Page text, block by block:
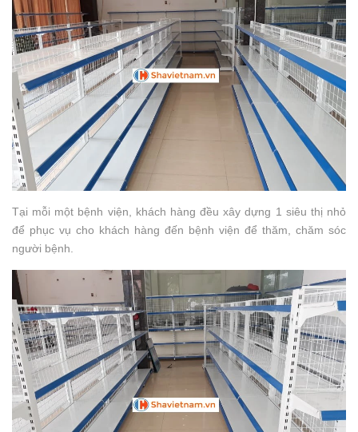
Tại mỗi một bệnh viện, khách hàng đều xây dựng 1 siêu thị nhỏ
để phục vụ cho khách hàng đến bệnh viện để thăm, chăm sóc
người bệnh.